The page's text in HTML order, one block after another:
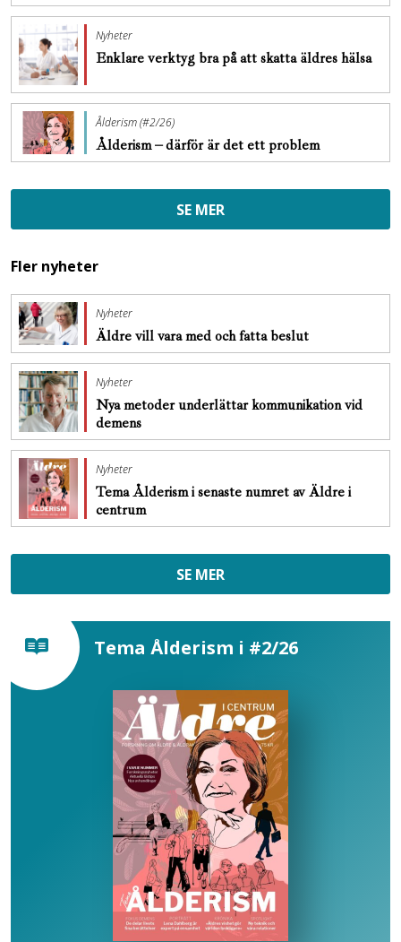
Nyheter
Enklare verktyg bra på att skatta äldres hälsa
Ålderism (#2/26)
Ålderism – därför är det ett problem
SE MER
Fler nyheter
Nyheter
Äldre vill vara med och fatta beslut
Nyheter
Nya metoder underlättar kommunikation vid
demens
Nyheter
Tema Ålderism i senaste numret av Äldre i
centrum
SE MER
Tema Ålderism i #2/26